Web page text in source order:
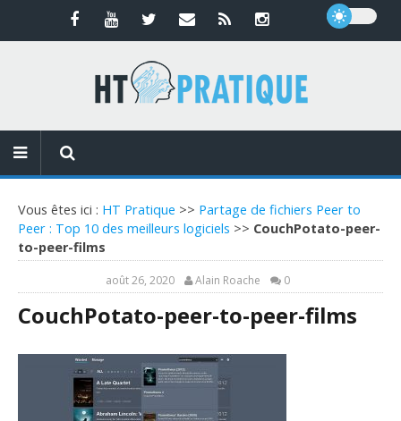
Vous êtes ici : HT Pratique >> Partage de fichiers Peer to
Peer : Top 10 des meilleurs logiciels >> CouchPotato-peer-
to-peer-films
août 26, 2020 Alain Roache 0
CouchPotato-peer-to-peer-films